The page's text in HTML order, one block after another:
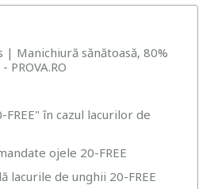
| Manichiură sănătoasă, 80%
FREE" în cazul lacurilor de
ojele 20-FREE
lacurile de unghii 20-FREE